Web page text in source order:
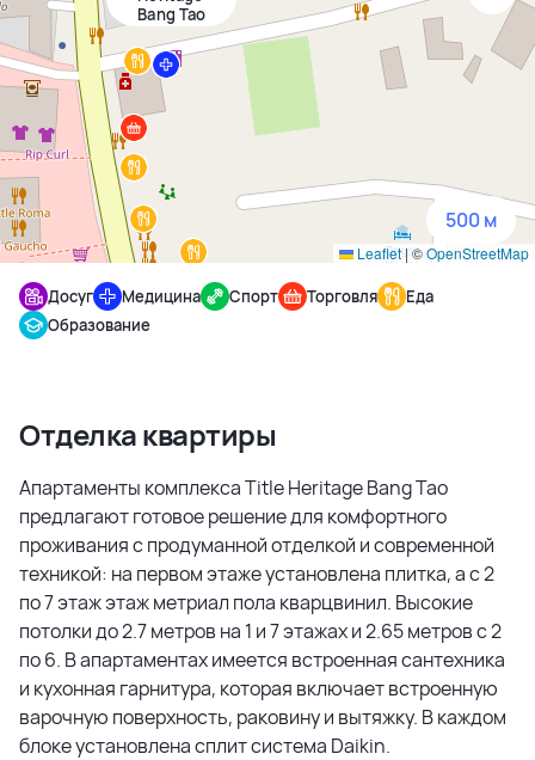
Bang Tao
Leaflet|©OpenStreetMap
500 м
3 км
Досуг Медицина Спорт Торговля
Еда
Образование
Отделка квартиры
Апартаменты комплекса Title Heritage Bang Tao
предлагают готовое решение для комфортного
проживания с продуманной отделкой и современной
техникой: на первом этаже установлена плитка, а с 2
по 7 этаж этаж метриал пола кварцвинил. Высокие
потолки до 2.7 метров на 1 и 7 этажах и 2.65 метров с 2
по 6. В апартаментах имеется встроенная сантехника
и кухонная гарнитура, которая включает встроенную
варочную поверхность, раковину и вытяжку. В каждом
блоке установлена сплит система Daikin.